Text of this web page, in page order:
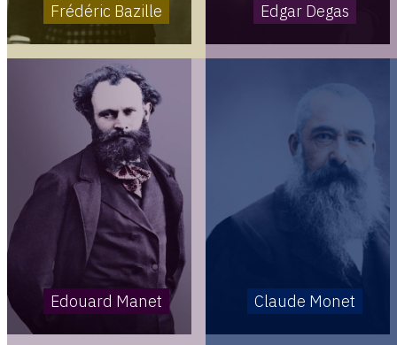
Frédéric Bazille Edgar Degas
Edouard Manet Claude Monet